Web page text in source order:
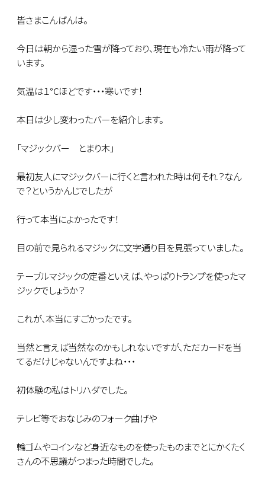
皆さまこんばんは。
今日は朝から湿った雪が降っており、現在も冷たい雨が降って
います。
気温は１℃ほどです・・・寒いです！
本日は少し変わったバーを紹介します。
「マジックバー とまり木」
最初友人にマジックバーに行くと言われた時は何それ？なん
で？というかんじでしたが
行って本当によかったです！
目の前で見られるマジックに文字通り目を見張っていました。
テーブルマジックの定番といえば、やっぱりトランプを使ったマ
ジックでしょうか？
これが、本当にすごかったです。
当然と言えば当然なのかもしれないですが、ただカードを当
てるだけじゃないんですよね・・・
初体験の私はトリハダでした。
テレビ等でおなじみのフォーク曲げや
輪ゴムやコインなど身近なものを使ったものまでとにかくたく
さんの不思議がつまった時間でした。